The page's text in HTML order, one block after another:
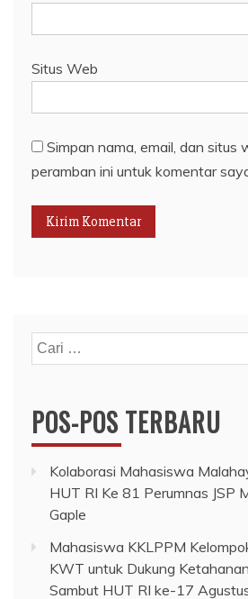
Situs Web
Simpan nama, email, dan situs
peramban ini untuk komentar
Cari
untuk:
POS-POS TERBARU
Kolaborasi Mahasiswa
HUT RI Ke 81 Perumnas JSP
Gaple
Mahasiswa KKLPPM
KWT untuk Dukung
Sambut HUT RI ke-17